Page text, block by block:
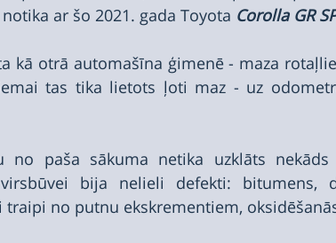
ar šo 2021. gada Toyota Corolla GR
kā otrā automašīna ģimenē - maza
tas tika lietots ļoti maz - uz
paša sākuma netika uzklāts nekāds
bija nelieli defekti: bitumens,
no putnu ekskrementiem,